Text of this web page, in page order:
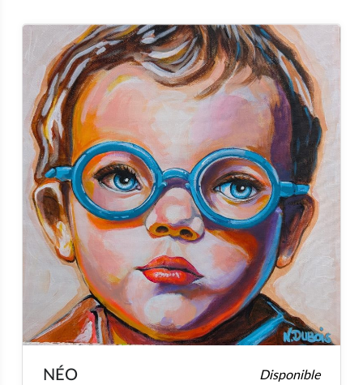
NÉO Disponible